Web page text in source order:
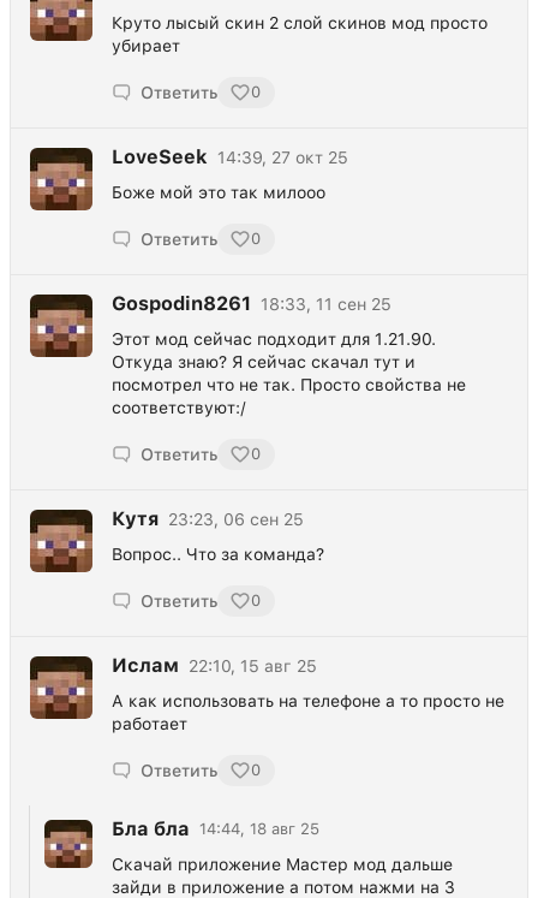
Круто лысый скин 2 слой скинов мод просто
убирает
Ответить 0
LoveSeek
14:39, 27 окт 25
Боже мой это так милооо
Ответить 0
Gospodin8261
18:33, 11 сен 25
Этот мод сейчас подходит для 1.21.90.
Откуда знаю? Я сейчас скачал тут и
посмотрел что не так. Просто свойства не
соответствуют:/
Ответить 0
Кутя 23:23, 06 сен 25
Вопрос.. Что за команда?
Ответить 0
Ислам
22:10, 15 авг 25
А как использовать на телефоне а то просто не
работает
Ответить 0
Бла бла 14:44, 18 авг 25
Скачай приложение Мастер мод дальше
зайди в приложение а потом нажми на 3